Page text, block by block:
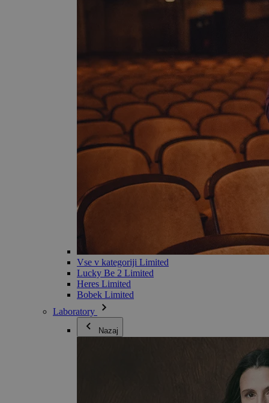
Vse v kategoriji Limited
Lucky Be 2 Limited
Heres Limited
Bobek Limited
Laboratory
Nazaj